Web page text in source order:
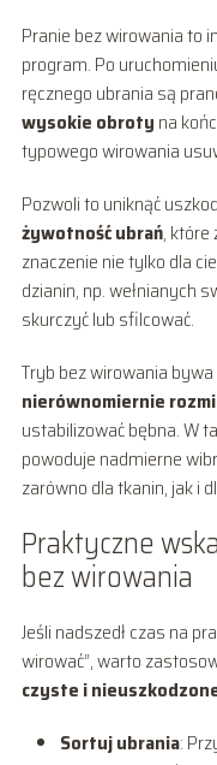
Pranie bez wirowania to
program. Po
ręcznego ubrania są
wysokie obroty na
typowego wirowania
Pozwoli to uniknąć
żywotność ubrań, które
znaczenie nie tylko dla
dzianin, np. wełnianych
skurczyć lub sfilcować.
Tryb bez wirowania
nierównomiernie
ustabilizować bębna. W
powoduje nadmierne
zarówno dla tkanin, jak i
Praktyczne
bez wirowania
Jeśli nadszedł czas na
wirować”, warto
czyste i
Sortuj ubrania: